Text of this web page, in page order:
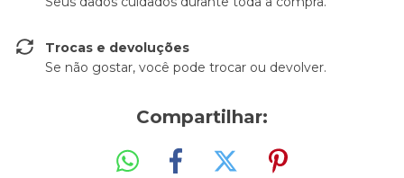
Trocas e devoluções
Se não gostar, você pode trocar ou devolver.
Compartilhar: